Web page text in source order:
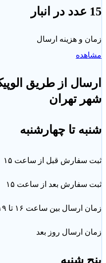
و هزینه ارسال
از طریق
تهران
تا چهارشنبه
سفارش قبل از ساعت ۱۵
سفارش بعد از ساعت ۱۵
ارسال بین ساعت ۱۶ تا ۱۹
ارسال روز بعد
شنبه